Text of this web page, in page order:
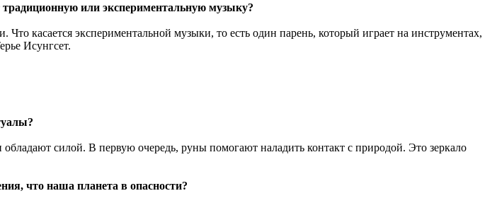
или экспериментальную музыку?
касается экспериментальной музыки, то есть один парень, который играет на инструментах,
Исунгсет.
силой. В первую очередь, руны помогают наладить контакт с природой. Это зеркало
что наша планета в опасности?